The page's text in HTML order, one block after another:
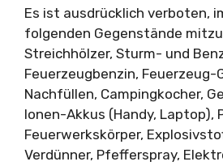
Es ist ausdrücklich verboten,
folgenden Gegenstände
Streichhölzer, Sturm- und
Feuerzeugbenzin, Feuerzeug-
Nachfüllen, Campingkocher,
Ionen-Akkus (Handy, Laptop),
Feuerwerkskörper,
Verdünner, Pfefferspray,